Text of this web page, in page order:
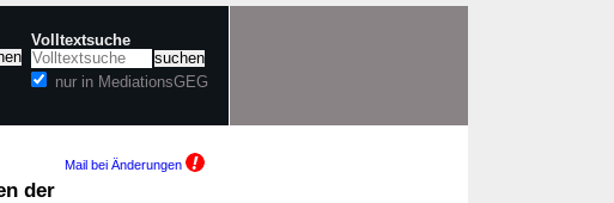
Volltextsuche
nur in MediationsGEG
Mail bei Änderungen
der